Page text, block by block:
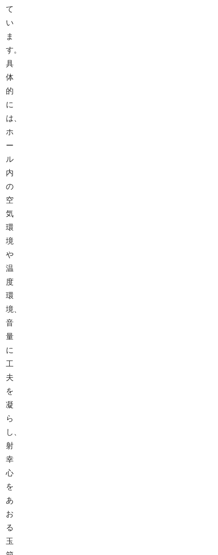
て
い
ま
す。
具
体
的
に
は、
ホ
ー
ル
内
の
空
気
環
境
や
温
度
環
境、
音
量
に
工
夫
を
凝
ら
し、
射
幸
心
を
あ
お
る
玉